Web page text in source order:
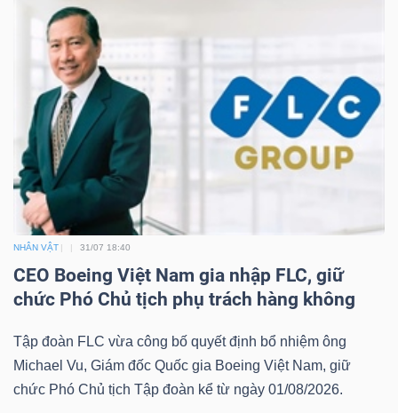
NHÂN VẬT 31/07 18:40
CEO Boeing Việt Nam gia nhập FLC, giữ
chức Phó Chủ tịch phụ trách hàng không
Tập đoàn FLC vừa công bố quyết định bổ nhiệm ông
Michael Vu, Giám đốc Quốc gia Boeing Việt Nam, giữ
chức Phó Chủ tịch Tập đoàn kể từ ngày 01/08/2026.
liệu
tài
chính